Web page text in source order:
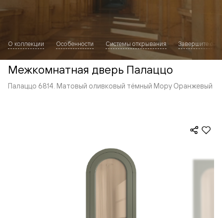
О коллекции Особенности Системы открывания Завершите
Межкомнатная дверь Палаццо
Палаццо 6814. Матовый оливковый тёмный Мору Оранжевый